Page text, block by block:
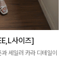
사이즈]
세일러 카라 디테일이